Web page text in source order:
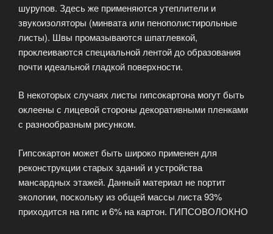
шурупов. Здесь же применяются утеплители и
звукоизоляторы (минвата или пенополистирольные
листы). Швы промазываются шпатлевкой,
проклеиваются специальной лентой до образования
почти идеальной гладкой поверхности.
В некоторых случаях листы гипсокартона могут быть
оклеены с лицевой стороны декоративными пленками
с разнообразным рисунком.
Гипсокартон может быть широко применен для
реконструкции старых зданий и устройства
мансардных этажей. Данный материал не портит
экологии, поскольку из общей массы листа 93%
приходится на гипс и 6% на картон. ГИПСОВОЛОКНО